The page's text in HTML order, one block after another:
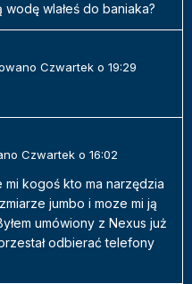
wodę wlałeś do baniaka?
Czwartek o 19:29
Czwartek o 16:02
kogoś kto ma narzędzia
jumbo i moze mi ją
umówiony z Nexus już
odbierać telefony